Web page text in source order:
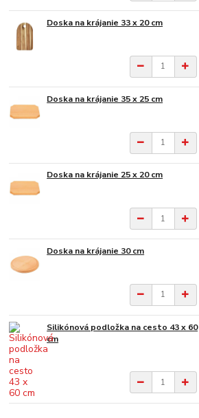
Doska na krájanie 33 x 20 cm
Doska na krájanie 35 x 25 cm
Doska na krájanie 25 x 20 cm
Doska na krájanie 30 cm
Silikónová podložka na cesto 43 x 60
cm